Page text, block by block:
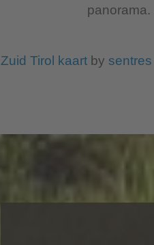
Zuid Tirol kaart by sentres